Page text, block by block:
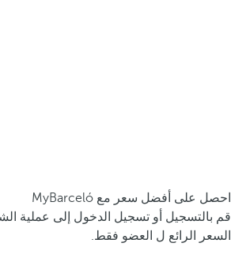
احصل على أفضل سعر مع MyBarceló
قم بالتسجيل أو تسجيل الدخول إلى عملية
السعر الرائع ل العضو فقط.